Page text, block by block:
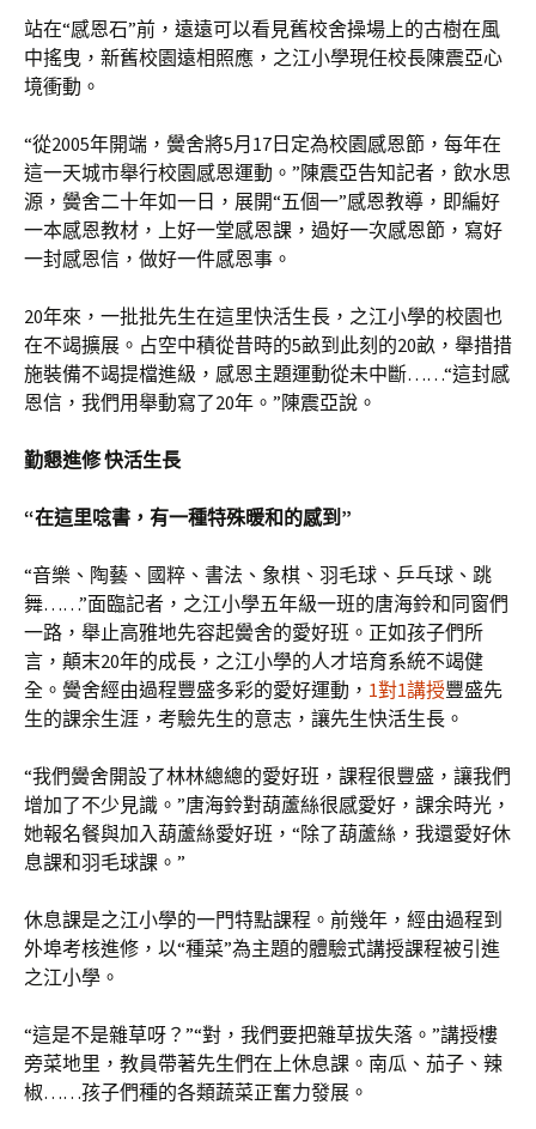
站在“感恩石”前，遠遠可以看見舊校舍操場上的古樹在風
中搖曳，新舊校園遠相照應，之江小學現任校長陳震亞心
境衝動。
“從2005年開端，黌舍將5月17日定為校園感恩節，每年在
這一天城市舉行校園感恩運動。”陳震亞告知記者，飲水思
源，黌舍二十年如一日，展開“五個一”感恩教導，即編好
一本感恩教材，上好一堂感恩課，過好一次感恩節，寫好
一封感恩信，做好一件感恩事。
20年來，一批批先生在這里快活生長，之江小學的校園也
在不竭擴展。占空中積從昔時的5畝到此刻的20畝，舉措措
施裝備不竭提檔進級，感恩主題運動從未中斷……“這封感
恩信，我們用舉動寫了20年。”陳震亞說。
勤懇進修 快活生長
“在這里唸書，有一種特殊暖和的感到”
“音樂、陶藝、國粹、書法、象棋、羽毛球、乒乓球、跳
舞……”面臨記者，之江小學五年級一班的唐海鈴和同窗們
一路，舉止高雅地先容起黌舍的愛好班。正如孩子們所
言，顛末20年的成長，之江小學的人才培育系統不竭健
全。黌舍經由過程豐盛多彩的愛好運動， 1對1講授豐盛先
生的課余生涯，考驗先生的意志，讓先生快活生長。
“我們黌舍開設了林林總總的愛好班，課程很豐盛，讓我們
增加了不少見識。”唐海鈴對葫蘆絲很感愛好，課余時光，
她報名餐與加入葫蘆絲愛好班，“除了葫蘆絲，我還愛好休
息課和羽毛球課。”
休息課是之江小學的一門特點課程。前幾年，經由過程到
外埠考核進修，以“種菜”為主題的體驗式講授課程被引進
之江小學。
“這是不是雜草呀？”“對，我們要把雜草拔失落。”講授樓
旁菜地里，教員帶著先生們在上休息課。南瓜、茄子、辣
椒……孩子們種的各類蔬菜正奮力發展。